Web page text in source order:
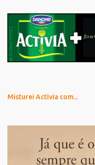
Misturei Activia com...